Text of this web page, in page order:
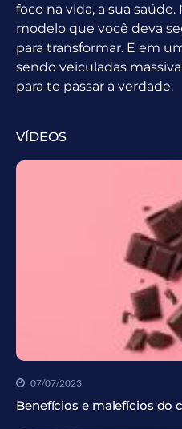
foco na vida, a sua
modelo que você deva
para transformar. E em
sendo veiculadas
para te passar a verdade.
VÍDEOS
07/07/2023
Benefícios e malefícios do